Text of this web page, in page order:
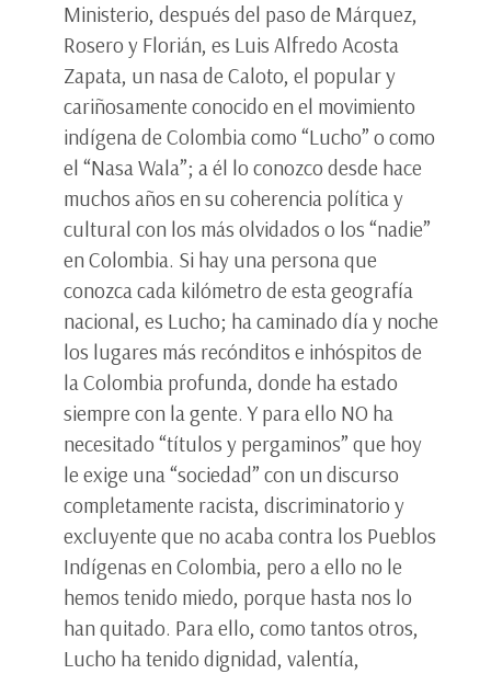
Ministerio, después del paso de Márquez,
Rosero y Florián, es Luis Alfredo Acosta
Zapata, un nasa de Caloto, el popular y
cariñosamente conocido en el movimiento
indígena de Colombia como “Lucho” o como
el “Nasa Wala”; a él lo conozco desde hace
muchos años en su coherencia política y
cultural con los más olvidados o los “nadie”
en Colombia. Si hay una persona que
conozca cada kilómetro de esta geografía
nacional, es Lucho; ha caminado día y noche
los lugares más recónditos e inhóspitos de
la Colombia profunda, donde ha estado
siempre con la gente. Y para ello NO ha
necesitado “títulos y pergaminos” que hoy
le exige una “sociedad” con un discurso
completamente racista, discriminatorio y
excluyente que no acaba contra los Pueblos
Indígenas en Colombia, pero a ello no le
hemos tenido miedo, porque hasta nos lo
han quitado. Para ello, como tantos otros,
Lucho ha tenido dignidad, valentía,